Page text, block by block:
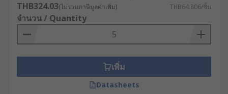
THB324.03(ไม่รวมภาษีมูลค่าเพิ่ม) THB64.806/ชิ้น
จำนวน / Quantity
เพิ่ม
Datasheets